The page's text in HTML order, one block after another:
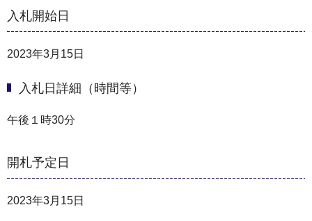
入札開始日
2023年3月15日
入札日詳細（時間等）
午後１時30分
開札予定日
2023年3月15日